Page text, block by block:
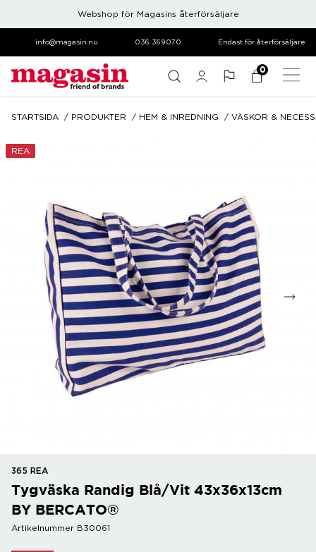
Webshop för Magasins återförsäljare
info@magasin.nu 036 369070 Endast för återförsäljare
0
STARTSIDA PRODUKTER HEM & INREDNING VÄSKOR &
REA
365 REA
Tygväska Randig Blå/Vit 43x36x13cm
BY BERCATO®
Artikelnummer B30061